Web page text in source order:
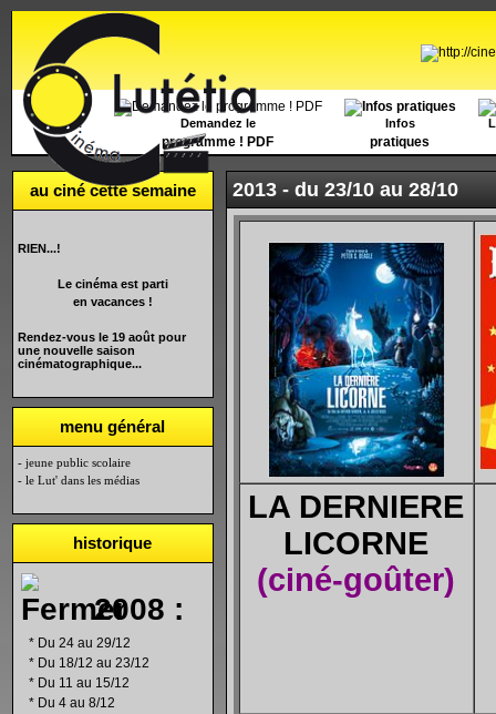
Accueil Demandez le
programme ! PDF
Infos
pratiques
au ciné cette semaine
RIEN...!
Le cinéma est parti
en vacances !
Rendez-vous le 19 août pour
une nouvelle saison
cinématographique...
menu général
- jeune public scolaire
- le Lut' dans les médias
historique
2008 :
* Du 24 au 29/12
* Du 18/12 au 23/12
* Du 11 au 15/12
* Du 4 au 8/12
2013 - du 23/10 au 28/10
LA DERNIERE
LICORNE
(ciné-goûter)